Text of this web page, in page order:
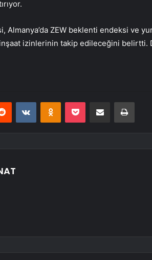
ZEW beklenti endeksi ve
inşaat izinlerinin takip edileceğini belirtti.
Reddit VKontakteOdnoklassniki
Pocket E-Posta ile paylaş Yazdır